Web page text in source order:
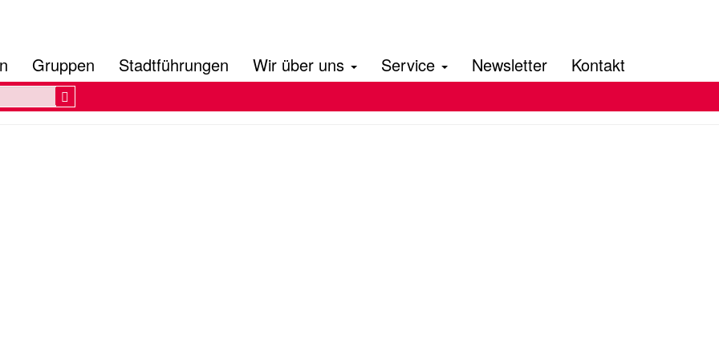
Gruppen Stadtführungen Wir über uns Service Newsletter Kontakt
Search